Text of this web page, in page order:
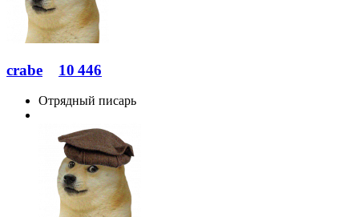
crabe 10 446
Отрядный писарь